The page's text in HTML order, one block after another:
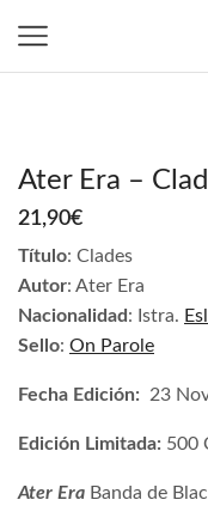
Ater Era –
21,90€
Título: Clades
Autor: Ater Era
Nacionalidad: Istra.
Sello: On Parole
Fecha Edición: 23
Edición Limitada: 500
Ater Era Banda de